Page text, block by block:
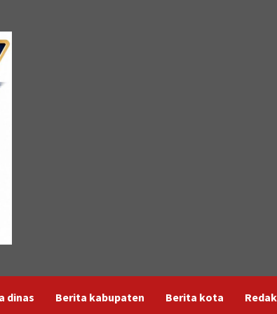
dinas Berita kabupaten Berita kota